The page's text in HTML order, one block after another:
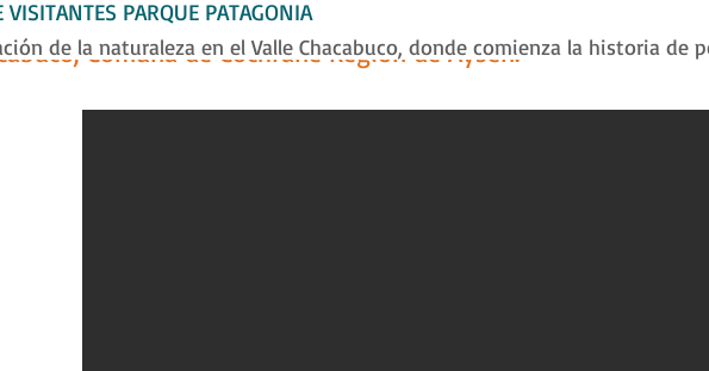
VISITANTES PARQUE PATAGONIA
Comuna de Cochrane Región de Aysén.
de la naturaleza en el Valle Chacabuco, donde comienza la historia de